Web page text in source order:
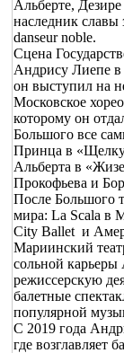
Альберте,
наследник
danseur noble.
Сцена
Андрису Лиепе в
он выступил на
Московское
которому он
Большого все
Принца в
Альберта в
Прокофьева и
После Большого
мира: La Scala в
City Ballet и
Мариинский
сольной
режиссерскую
балетные
популярной
С 2019 года
где возглавляет